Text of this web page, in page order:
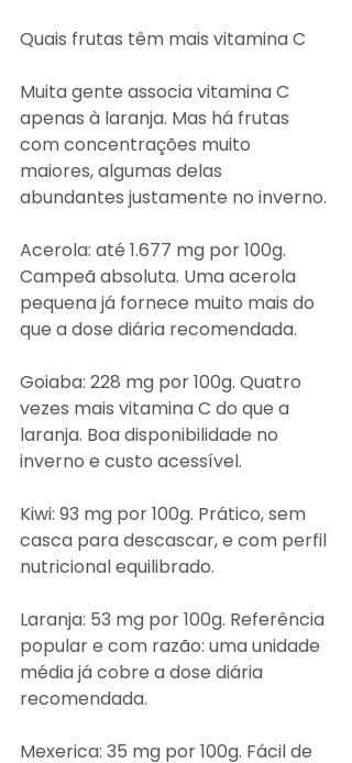
Quais frutas têm mais vitamina C
Muita gente associa vitamina C
apenas à laranja. Mas há frutas
com concentrações muito
maiores, algumas delas
abundantes justamente no inverno.
Acerola: até 1.677 mg por 100g.
Campeã absoluta. Uma acerola
pequena já fornece muito mais do
que a dose diária recomendada.
Goiaba: 228 mg por 100g. Quatro
vezes mais vitamina C do que a
laranja. Boa disponibilidade no
inverno e custo acessível.
Kiwi: 93 mg por 100g. Prático, sem
casca para descascar, e com perfil
nutricional equilibrado.
Laranja: 53 mg por 100g. Referência
popular e com razão: uma unidade
média já cobre a dose diária
recomendada.
Mexerica: 35 mg por 100g. Fácil de